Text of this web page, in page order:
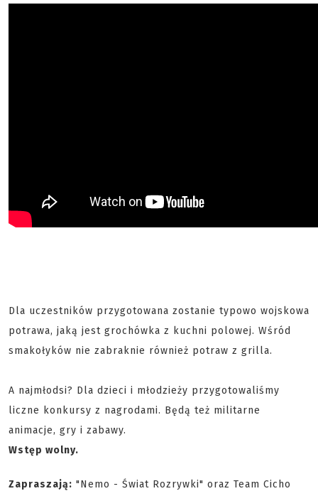
Dla uczestników przygotowana zostanie typowo wojskowa
potrawa, jaką jest grochówka z kuchni polowej. Wśród
smakołyków nie zabraknie również potraw z grilla.
A najmłodsi? Dla dzieci i młodzieży przygotowaliśmy
liczne konkursy z nagrodami. Będą też militarne
animacje, gry i zabawy.
Wstęp wolny.
Zapraszają: "Nemo - Świat Rozrywki" oraz Team Cicho